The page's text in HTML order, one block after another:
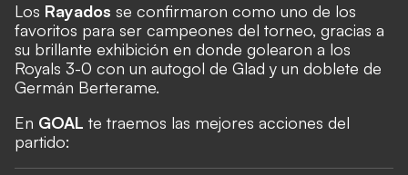
Los Rayados se confirmaron como uno de los
favoritos para ser campeones del torneo, gracias a
su brillante exhibición en donde golearon a los
Royals 3-0 con un autogol de Glad y un doblete de
Germán Berterame.
En GOAL te traemos las mejores acciones del
partido: